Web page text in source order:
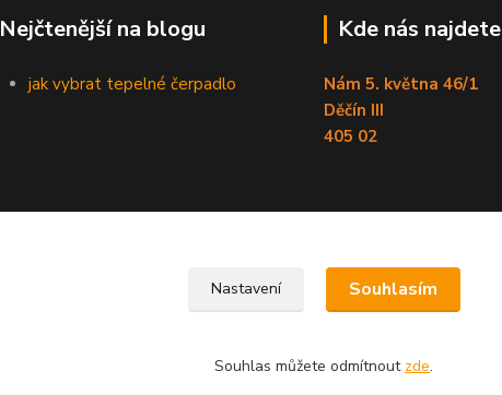
Nejčtenější na blogu
jak vybrat tepelné čerpadlo
Kde nás najdete
Nám 5. května 46/1
Děčín III
405 02
Nastavení Souhlasím
Souhlas můžete odmítnout zde.